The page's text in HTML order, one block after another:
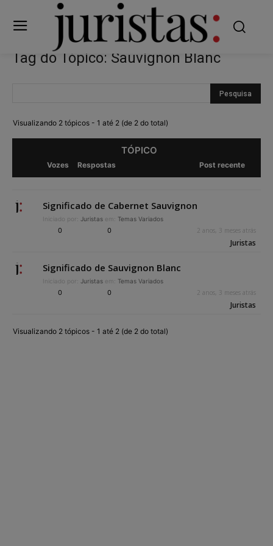
Tag do Tópico: Sauvignon Blanc
Visualizando 2 tópicos - 1 até 2 (de 2 do total)
TÓPICO
Vozes Respostas Post recente
Significado de Cabernet Sauvignon
Iniciado por: Juristas em: Temas Variados
0 0 2 anos, 3 meses atrás
Juristas
Significado de Sauvignon Blanc
Iniciado por: Juristas em: Temas Variados
0 0 2 anos, 3 meses atrás
Juristas
Visualizando 2 tópicos - 1 até 2 (de 2 do total)